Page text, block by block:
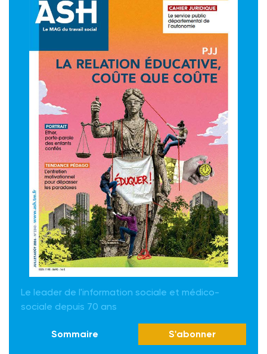
Le leader de l'information sociale et médico-
sociale depuis 70 ans
Sommaire S'abonner